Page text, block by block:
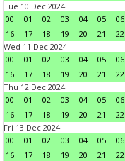
Tue 10 Dec 2024
00
01 02 03 04 05 06
16
17 18 19 20 21 22
Wed 11 Dec 2024
00
01 02 03 04 05 06
16
17 18 19 20 21 22
Thu 12 Dec 2024
00
01 02 03 04 05 06
16
17 18 19 20 21 22
Fri 13 Dec 2024
00
01 02 03 04 05 06
16
17 18 19 20 21 22